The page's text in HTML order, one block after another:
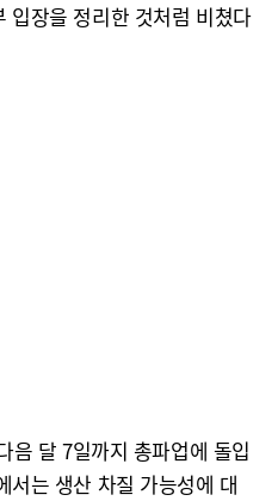
입장을 정리한 것처럼 비쳤다
음 달 7일까지 총파업에 돌입
서는 생산 차질 가능성에 대